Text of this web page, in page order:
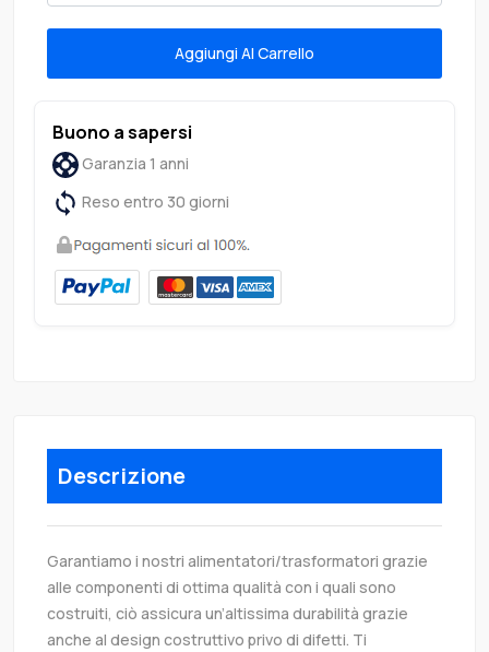
Aggiungi Al Carrello
Buono a sapersi
Garanzia 1 anni
Reso entro 30 giorni
Descrizione
Garantiamo i nostri alimentatori/trasformatori grazie
alle componenti di ottima qualità con i quali sono
costruiti, ciò assicura un’altissima durabilità grazie
anche al design costruttivo privo di difetti. Ti